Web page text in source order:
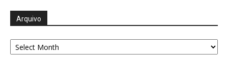
Arquivo
Arquivo